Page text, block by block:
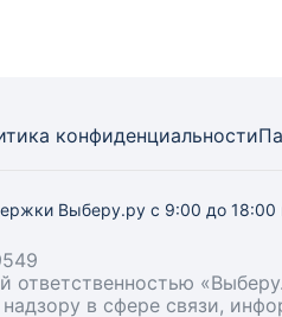
конфиденциальности
Выберу.ру с 9:00 до
ответственностью
в сфере связи,